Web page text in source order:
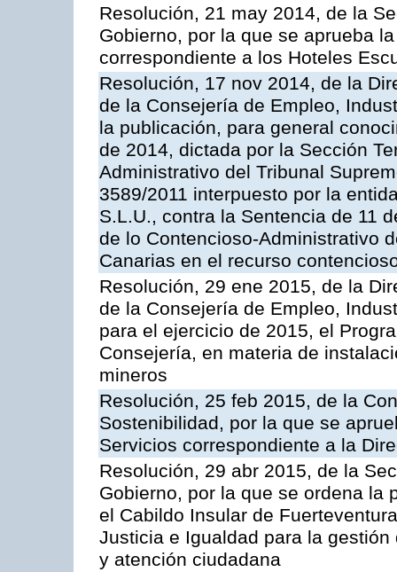
Resolución, 21 may 2014, de la
Gobierno, por la que se aprueba
correspondiente a los Hoteles
Resolución, 17 nov 2014, de la
de la Consejería de Empleo,
la publicación, para general
de 2014, dictada por la Sección
Administrativo del Tribunal
3589/2011 interpuesto por la
S.L.U., contra la Sentencia de 11
de lo Contencioso-Administrativo
Canarias en el recurso
Resolución, 29 ene 2015, de la
de la Consejería de Empleo,
para el ejercicio de 2015, el
Consejería, en materia de
mineros
Resolución, 25 feb 2015, de la
Sostenibilidad, por la que se
Servicios correspondiente a la
Resolución, 29 abr 2015, de la
Gobierno, por la que se ordena la
el Cabildo Insular de
Justicia e Igualdad para la
y atención ciudadana